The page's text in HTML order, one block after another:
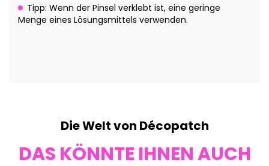
Tipp: Wenn der Pinsel verklebt ist, eine geringe
Menge eines Lösungsmittels verwenden.
Die Welt von Décopatch
DAS KÖNNTE IHNEN AUCH